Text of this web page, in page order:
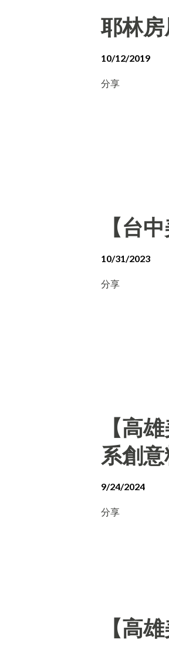
耶林
10/12/2019
分享
【台
10/31/2023
分享
【高
系創
9/24/2024
分享
【高